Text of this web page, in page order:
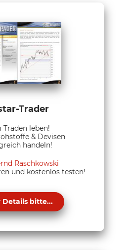
Trader
Traden leben!
& Devisen
handeln!
Raschkowski
und kostenlos testen!
Details bitte...